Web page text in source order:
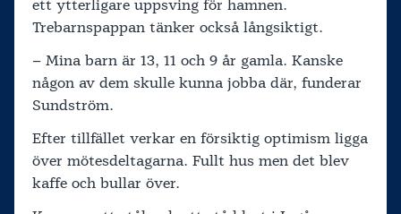
ett ytterligare uppsving för hamnen.
Trebarnspappan tänker också långsiktigt.
– Mina barn är 13, 11 och 9 år gamla. Kanske
någon av dem skulle kunna jobba där, funderar
Sundström.
Efter tillfället verkar en försiktig optimism ligga
över mötesdeltagarna. Fullt hus men det blev
kaffe och bullar över.